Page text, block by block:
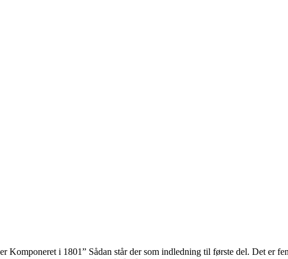
i 1801” Sådan står der som indledning til første del. Det er